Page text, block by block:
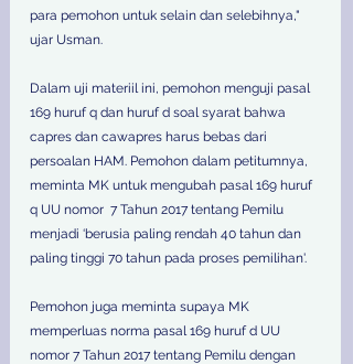
para pemohon untuk selain dan selebihnya,"
ujar Usman.
Dalam uji materiil ini, pemohon menguji pasal
169 huruf q dan huruf d soal syarat bahwa
capres dan cawapres harus bebas dari
persoalan HAM. Pemohon dalam petitumnya,
meminta MK untuk mengubah pasal 169 huruf
q UU nomor  7 Tahun 2017 tentang Pemilu
menjadi ‘berusia paling rendah 40 tahun dan
paling tinggi 70 tahun pada proses pemilihan'.
Pemohon juga meminta supaya MK
memperluas norma pasal 169 huruf d UU
nomor 7 Tahun 2017 tentang Pemilu dengan